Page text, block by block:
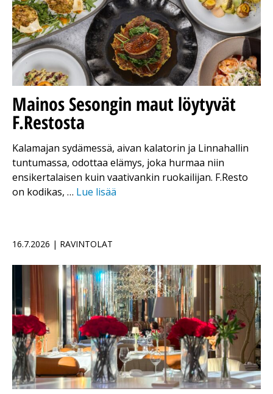
MainosSesongin maut löytyvät
F.Restosta
Kalamajan sydämessä, aivan kalatorin ja Linnahallin
tuntumassa, odottaa elämys, joka hurmaa niin
ensikertalaisen kuin vaativankin ruokailijan. F.Resto
on kodikas, … Lue lisää
16.7.2026 | RAVINTOLAT